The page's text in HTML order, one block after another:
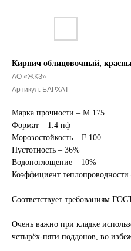
Кирпич облицовочный,
АО «ЖКЗ»
Артикул: БАРХАТ
Марка прочности – М 175
Формат – 1.4 нф
Морозостойкость – F 100
Пустотность – 36%
Водопоглощение – 10%
Коэффициент
Соответствует требованиям
Очень важно при кладке
четырёх-пяти поддонов, во